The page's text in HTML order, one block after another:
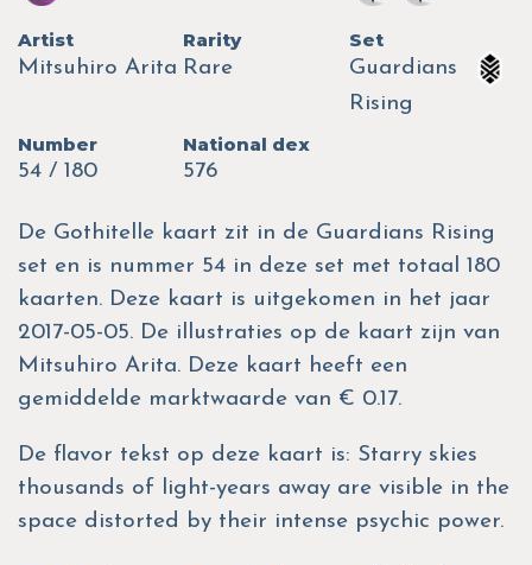
Artist
Mitsuhiro Arita
Rarity
Rare
Set
Guardians
Rising
Number
54 / 180
National dex
576
De Gothitelle kaart zit in de Guardians Rising
set en is nummer 54 in deze set met totaal 180
kaarten. Deze kaart is uitgekomen in het jaar
2017-05-05. De illustraties op de kaart zijn van
Mitsuhiro Arita. Deze kaart heeft een
gemiddelde marktwaarde van € 0.17.
De flavor tekst op deze kaart is: Starry skies
thousands of light-years away are visible in the
space distorted by their intense psychic power.